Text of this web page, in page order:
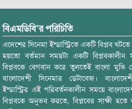
বিএমডিবি’র পরিচিতি
এদেশের সিনেমা ইন্ডাস্ট্রিতে একটি বিপ্লব
হয়তো বর্তমান সময়টা একটি
বিপ্লবকে বেগবান করে তুলতেই বাংলা মুভি
বাংলাদেশী সিনেমার ডেটাবেজ।
ইন্ডাস্ট্রির এই পরিবর্তনকালীন সময়ে
বিপ্লবকে অনুভব করতে, বিপ্লবের সাক্ষী হতে